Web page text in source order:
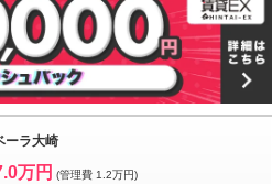
ーラ大崎
万円 (管理費 1.2万円)